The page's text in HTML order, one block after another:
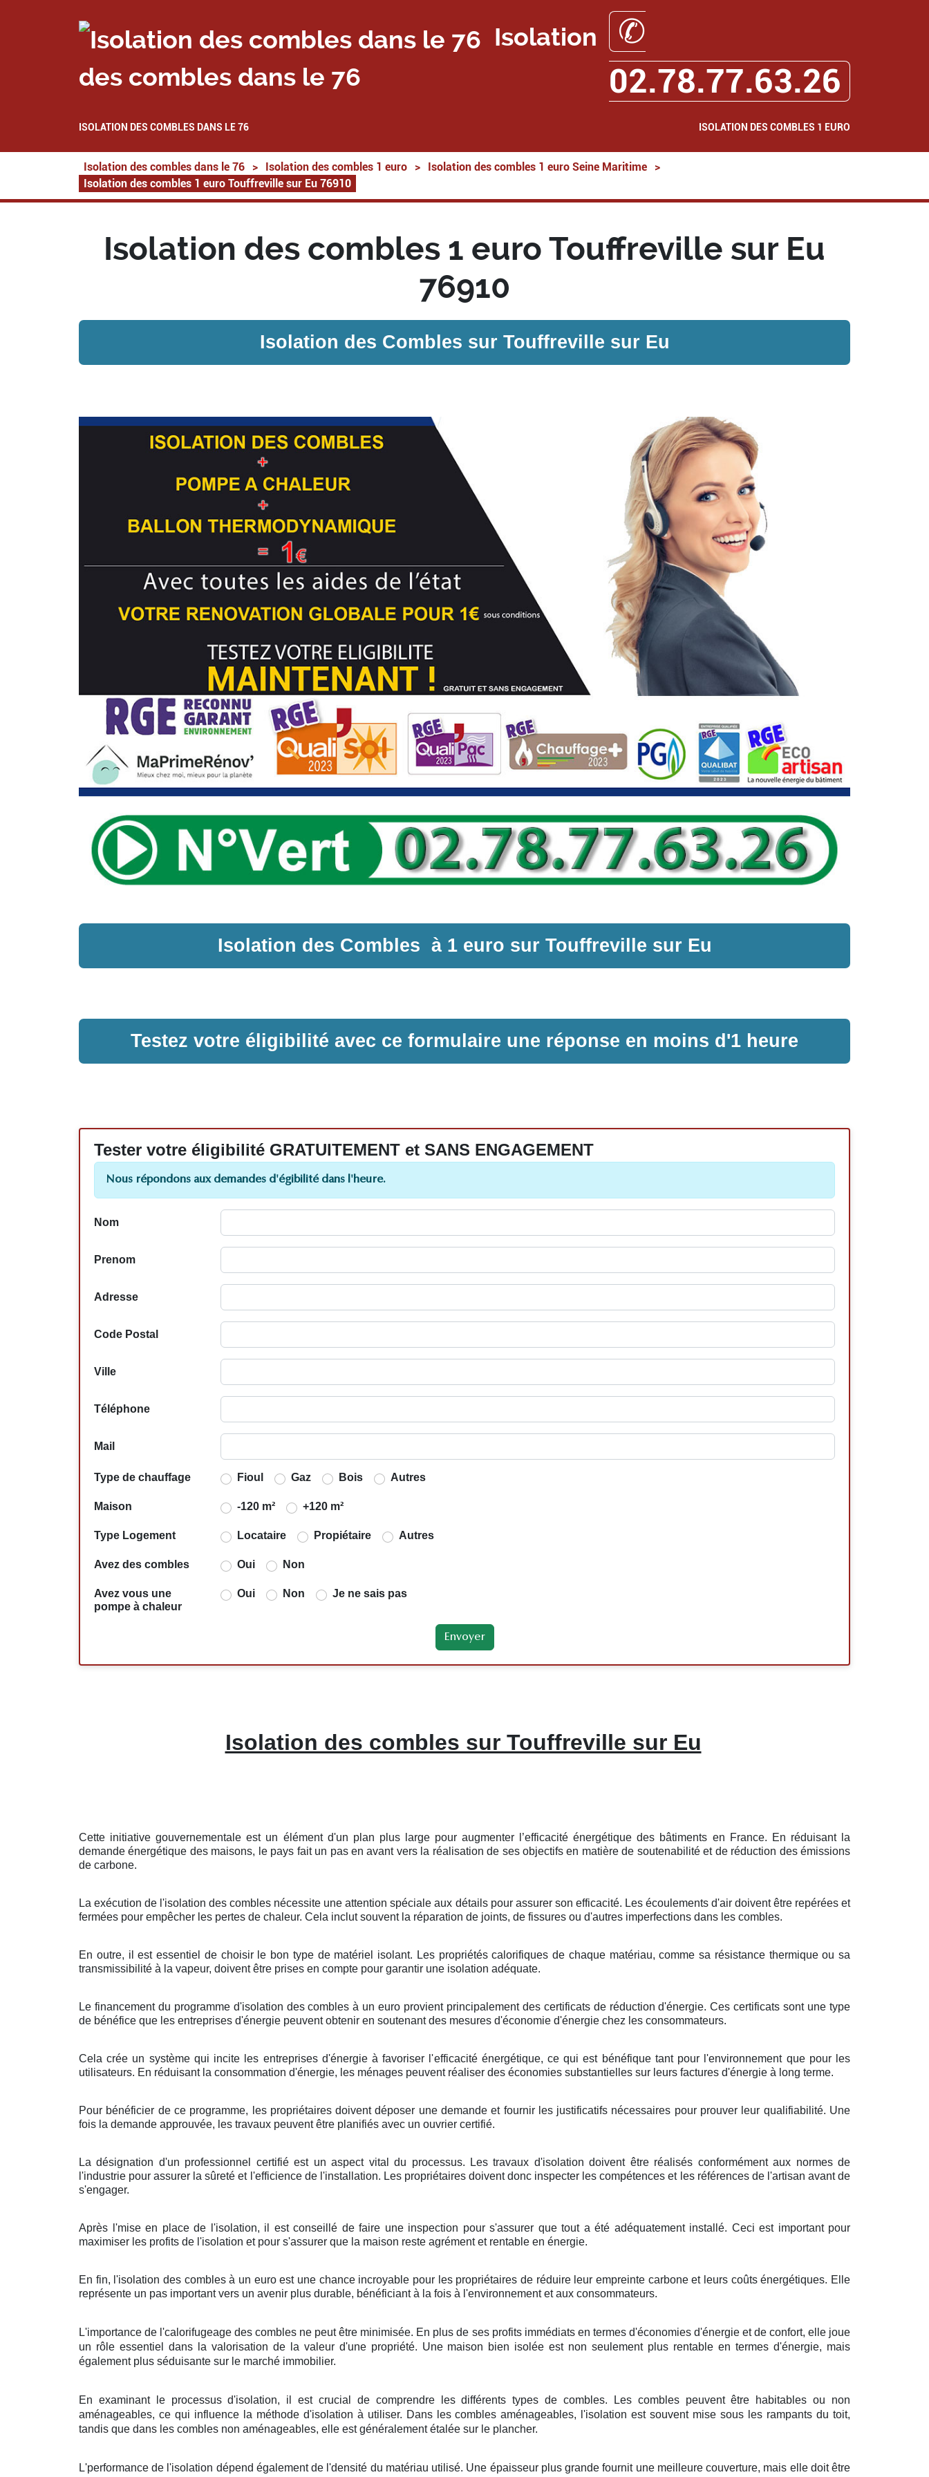
Isolation
des combles dans le 76
✆
02.78.77.63.26
ISOLATION DES COMBLES DANS LE 76 ISOLATION DES COMBLES 1 EURO
Isolation des combles dans le 76 > Isolation des combles 1 euro > Isolation des combles 1 euro Seine Maritime
>
Isolation des combles 1 euro Touffreville sur Eu 76910
Isolation des combles 1 euro Touffreville sur Eu
76910
Isolation des Combles sur Touffreville sur Eu
Isolation des Combles à 1 euro sur Touffreville sur Eu
Testez votre éligibilité avec ce formulaire une réponse en moins d'1 heure
Tester votre éligibilité GRATUITEMENT et SANS ENGAGEMENT
Nous répondons aux demandes d'égibilité dans l'heure.
Nom
Prenom
Adresse
Code Postal
Ville
Téléphone
Mail
Type de chauffage Fioul Gaz Bois Autres
Maison -120 m² +120 m²
Type Logement Locataire Propiétaire Autres
Avez des combles Oui Non
Avez vous une
pompe à chaleur
Oui Non Je ne sais pas
Isolation des combles sur Touffreville sur Eu
Cette initiative gouvernementale est un élément d'un plan plus large pour augmenter l’efficacité énergétique des bâtiments en France. En réduisant la
demande énergétique des maisons, le pays fait un pas en avant vers la réalisation de ses objectifs en matière de soutenabilité et de réduction des émissions
de carbone.
La exécution de l'isolation des combles nécessite une attention spéciale aux détails pour assurer son efficacité. Les écoulements d'air doivent être repérées et
fermées pour empêcher les pertes de chaleur. Cela inclut souvent la réparation de joints, de fissures ou d'autres imperfections dans les combles.
En outre, il est essentiel de choisir le bon type de matériel isolant. Les propriétés calorifiques de chaque matériau, comme sa résistance thermique ou sa
transmissibilité à la vapeur, doivent être prises en compte pour garantir une isolation adéquate.
Le financement du programme d'isolation des combles à un euro provient principalement des certificats de réduction d'énergie. Ces certificats sont une type
de bénéfice que les entreprises d'énergie peuvent obtenir en soutenant des mesures d'économie d'énergie chez les consommateurs.
Cela crée un système qui incite les entreprises d'énergie à favoriser l'efficacité énergétique, ce qui est bénéfique tant pour l'environnement que pour les
utilisateurs. En réduisant la consommation d'énergie, les ménages peuvent réaliser des économies substantielles sur leurs factures d'énergie à long terme.
Pour bénéficier de ce programme, les propriétaires doivent déposer une demande et fournir les justificatifs nécessaires pour prouver leur qualifiabilité. Une
fois la demande approuvée, les travaux peuvent être planifiés avec un ouvrier certifié.
La désignation d'un professionnel certifié est un aspect vital du processus. Les travaux d'isolation doivent être réalisés conformément aux normes de
l'industrie pour assurer la sûreté et l'efficience de l'installation. Les propriétaires doivent donc inspecter les compétences et les références de l'artisan avant de
s'engager.
Après l'mise en place de l'isolation, il est conseillé de faire une inspection pour s'assurer que tout a été adéquatement installé. Ceci est important pour
maximiser les profits de l'isolation et pour s'assurer que la maison reste agrément et rentable en énergie.
En fin, l'isolation des combles à un euro est une chance incroyable pour les propriétaires de réduire leur empreinte carbone et leurs coûts énergétiques. Elle
représente un pas important vers un avenir plus durable, bénéficiant à la fois à l'environnement et aux consommateurs.
L'importance de l'calorifugeage des combles ne peut être minimisée. En plus de ses profits immédiats en termes d'économies d'énergie et de confort, elle joue
un rôle essentiel dans la valorisation de la valeur d'une propriété. Une maison bien isolée est non seulement plus rentable en termes d'énergie, mais
également plus séduisante sur le marché immobilier.
En examinant le processus d'isolation, il est crucial de comprendre les différents types de combles. Les combles peuvent être habitables ou non
aménageables, ce qui influence la méthode d'isolation à utiliser. Dans les combles aménageables, l'isolation est souvent mise sous les rampants du toit,
tandis que dans les combles non aménageables, elle est généralement étalée sur le plancher.
L'performance de l'isolation dépend également de l'densité du matériau utilisé. Une épaisseur plus grande fournit une meilleure couverture, mais elle doit être